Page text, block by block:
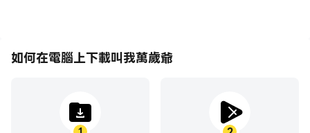
如何在電腦上下載叫我萬歲爺